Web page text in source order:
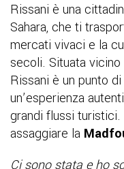
Rissani è una
Sahara, che ti
mercati vivaci e la
secoli. Situata vicino
Rissani è un punto
un’esperienza
grandi flussi
assaggiare la
Ci sono stata e ho